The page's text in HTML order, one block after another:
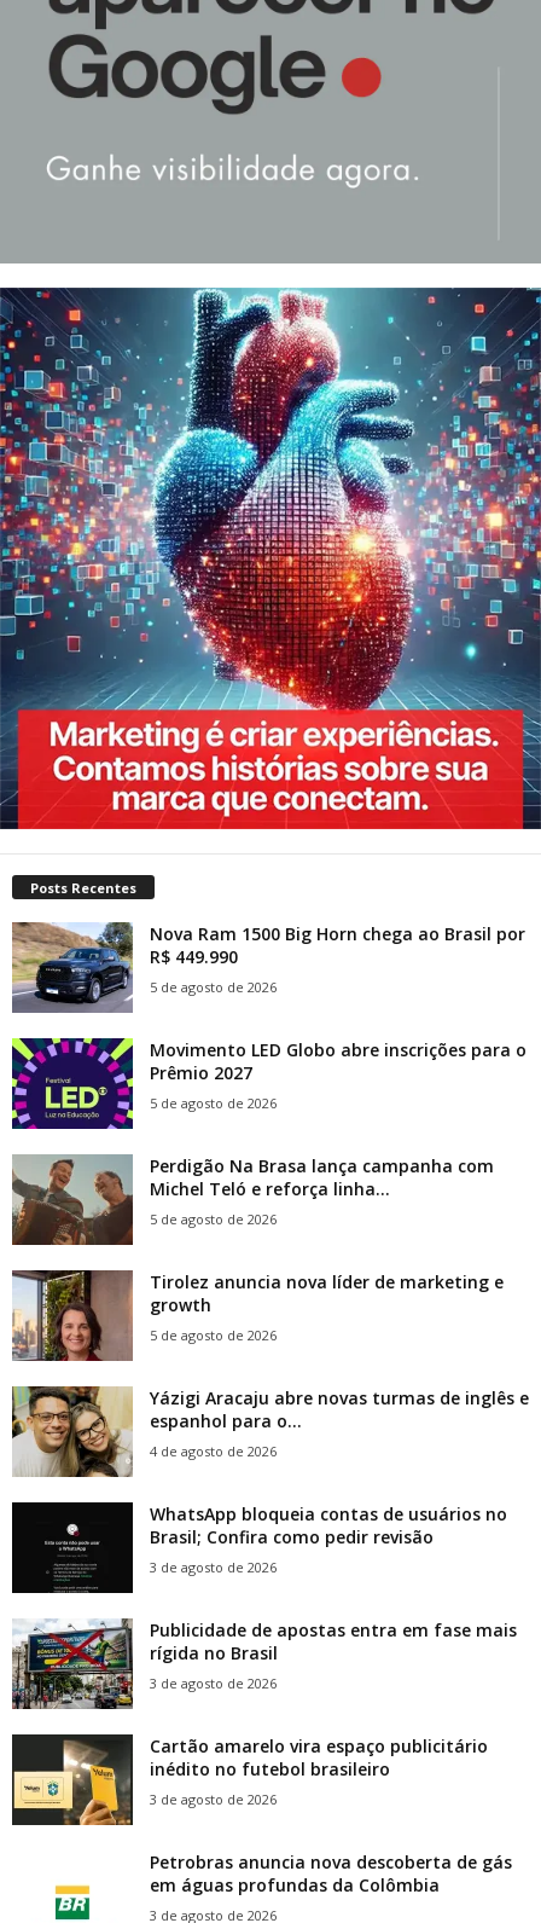
Posts Recentes
Nova Ram 1500 Big Horn chega ao Brasil por
R$ 449.990
5 de agosto de 2026
Movimento LED Globo abre inscrições para o
Prêmio 2027
5 de agosto de 2026
Perdigão Na Brasa lança campanha com
Michel Teló e reforça linha...
5 de agosto de 2026
Tirolez anuncia nova líder de marketing e
growth
5 de agosto de 2026
Yázigi Aracaju abre novas turmas de inglês e
espanhol para o...
4 de agosto de 2026
WhatsApp bloqueia contas de usuários no
Brasil; Confira como pedir revisão
3 de agosto de 2026
Publicidade de apostas entra em fase mais
rígida no Brasil
3 de agosto de 2026
Cartão amarelo vira espaço publicitário
inédito no futebol brasileiro
3 de agosto de 2026
Petrobras anuncia nova descoberta de gás
em águas profundas da Colômbia
3 de agosto de 2026